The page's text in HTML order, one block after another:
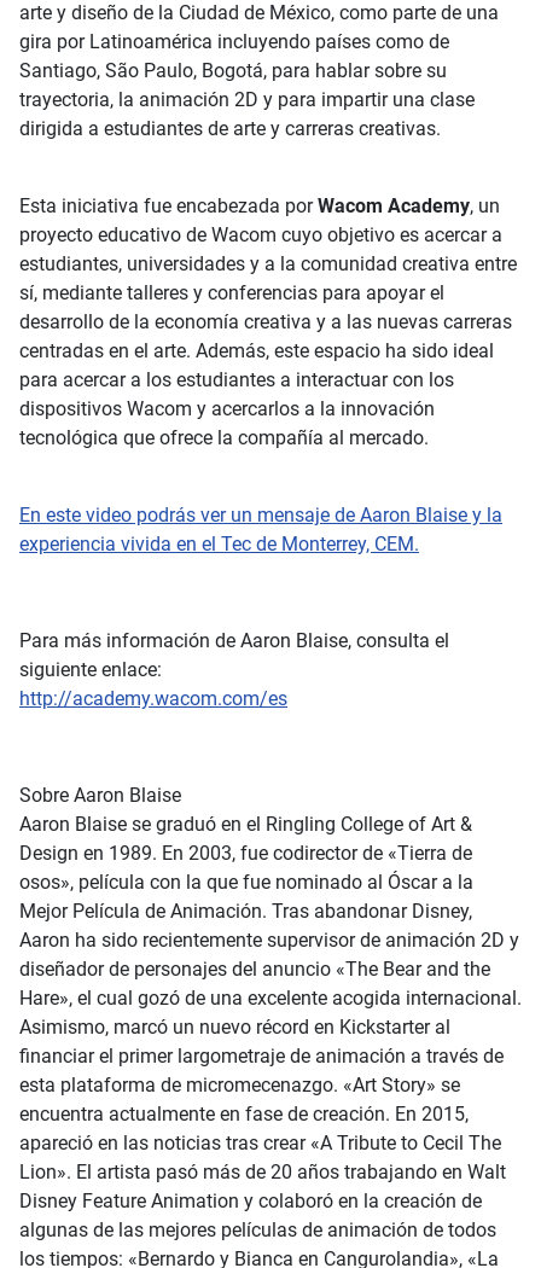
arte y diseño de la Ciudad de México, como parte de una
gira por Latinoamérica incluyendo países como de
Santiago, São Paulo, Bogotá, para hablar sobre su
trayectoria, la animación 2D y para impartir una clase
dirigida a estudiantes de arte y carreras creativas.
Esta iniciativa fue encabezada porWacom Academy, un
proyecto educativo de Wacom cuyo objetivo es acercar a
estudiantes, universidades y a la comunidad creativa entre
sí, mediante talleres y conferencias para apoyar el
desarrollo de la economía creativa y a las nuevas carreras
centradas en el arte. Además, este espacio ha sido ideal
para acercar a los estudiantes a interactuar con los
dispositivos Wacom y acercarlos a la innovación
tecnológica que ofrece la compañía al mercado.
En este video podrás ver un mensaje de Aaron Blaise y la
experiencia vivida en el Tec de Monterrey, CEM.
Para más información de Aaron Blaise, consulta el
siguiente enlace:
http://academy.wacom.com/es
Sobre Aaron Blaise
Aaron Blaise se graduó en el Ringling College of Art &
Design en 1989. En 2003, fue codirector de «Tierra de
osos», película con la que fue nominado al Óscar a la
Mejor Película de Animación. Tras abandonar Disney,
Aaron ha sido recientemente supervisor de animación 2D y
diseñador de personajes del anuncio «The Bear and the
Hare», el cual gozó de una excelente acogida internacional.
Asimismo, marcó un nuevo récord en Kickstarter al
financiar el primer largometraje de animación a través de
esta plataforma de micromecenazgo. «Art Story» se
encuentra actualmente en fase de creación. En 2015,
apareció en las noticias tras crear «A Tribute to Cecil The
Lion». El artista pasó más de 20 años trabajando en Walt
Disney Feature Animation y colaboró en la creación de
algunas de las mejores películas de animación de todos
los tiempos: «Bernardo y Bianca en Cangurolandia», «La